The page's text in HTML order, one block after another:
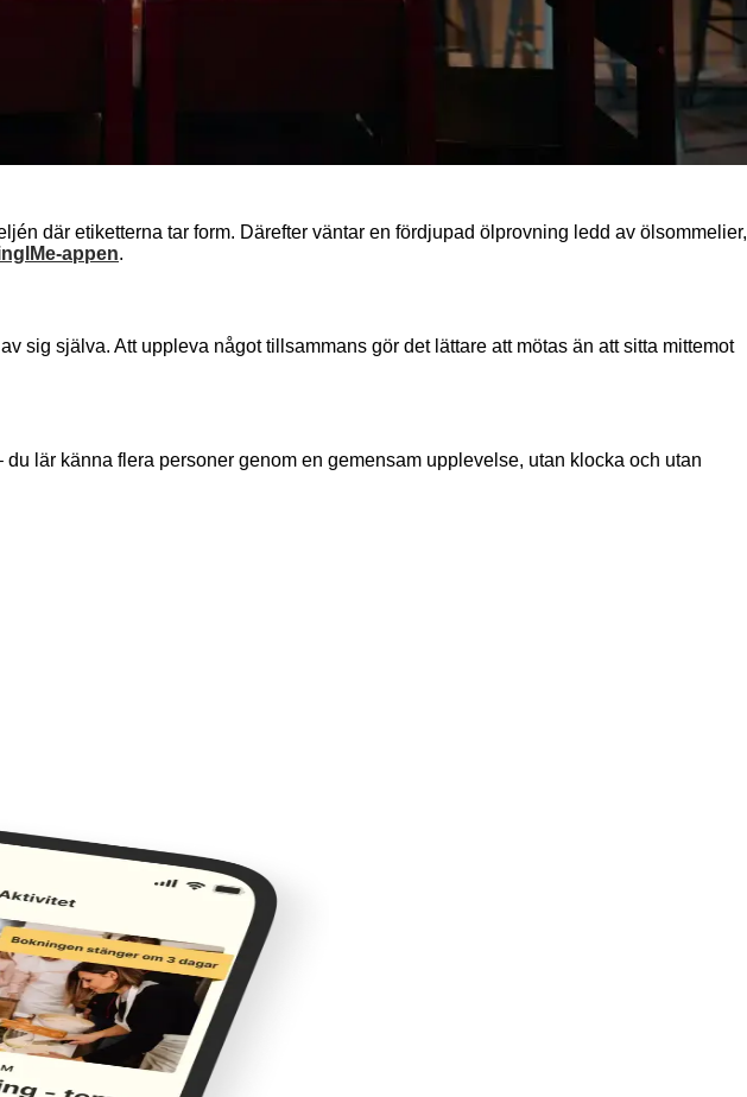
där etiketterna tar form. Därefter väntar en fördjupad ölprovning ledd av ölsommelier,
appen.
sig själva. Att uppleva något tillsammans gör det lättare att mötas än att sitta mittemot
lär känna flera personer genom en gemensam upplevelse, utan klocka och utan